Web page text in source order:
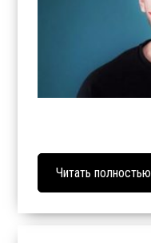
Читать полностью